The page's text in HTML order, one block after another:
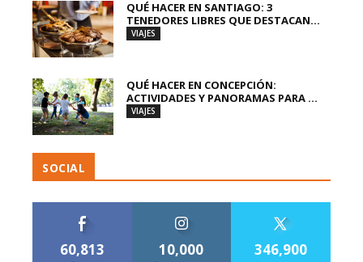
QUÉ HACER EN SANTIAGO: 3
TENEDORES LIBRES QUE DESTACAN...
VIAJES
QUÉ HACER EN CONCEPCIÓN:
ACTIVIDADES Y PANORAMAS PARA ...
VIAJES
SOCIAL
60,813 10,000 346,900